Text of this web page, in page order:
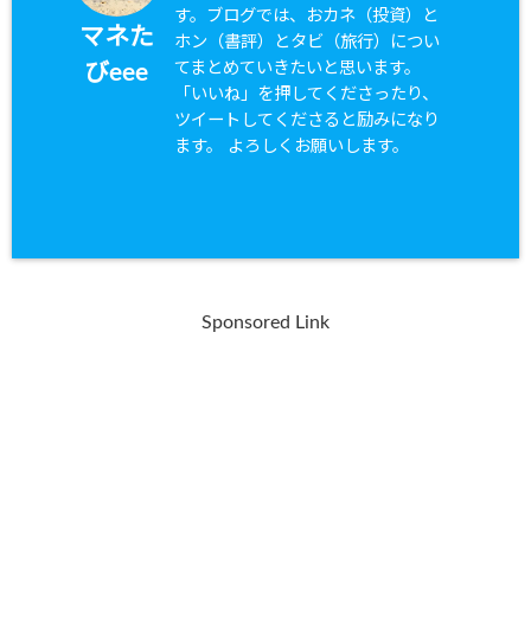
マネた
びeee
す。ブログでは、おカネ（投資）と
ホン（書評）とタビ（旅行）につい
てまとめていきたいと思います。
「いいね」を押してくださったり、
ツイートしてくださると励みになり
ます。 よろしくお願いします。
Sponsored Link